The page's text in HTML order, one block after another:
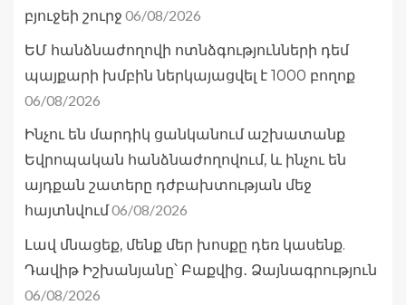
բյուջեի շուրջ 06/08/2026
ԵՄ հանձնաժողովի ոտնձգությունների դեմ
պայքարի խմբին ներկայացվել է 1000 բողոք
06/08/2026
Ինչու են մարդիկ ցանկանում աշխատանք
Եվրոպական հանձնաժողովում, և ինչու են
այդքան շատերը դժբախտության մեջ
հայտնվում06/08/2026
Լավ մնացեք, մենք մեր խոսքը դեռ կասենք.
Դավիթ Իշխանյանը՝ Բաքվից․ Ձայնագրություն
06/08/2026